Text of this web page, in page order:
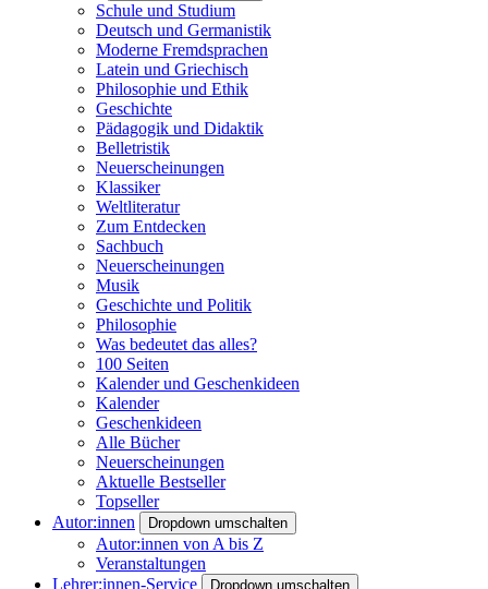
Schule und Studium
Deutsch und Germanistik
Moderne Fremdsprachen
Latein und Griechisch
Philosophie und Ethik
Geschichte
Pädagogik und Didaktik
Belletristik
Neuerscheinungen
Klassiker
Weltliteratur
Zum Entdecken
Sachbuch
Neuerscheinungen
Musik
Geschichte und Politik
Philosophie
Was bedeutet das alles?
100 Seiten
Kalender und Geschenkideen
Kalender
Geschenkideen
Alle Bücher
Neuerscheinungen
Aktuelle Bestseller
Topseller
Autor:innen
Dropdown umschalten
Autor:innen von A bis Z
Veranstaltungen
Lehrer:innen-Service
Dropdown umschalten